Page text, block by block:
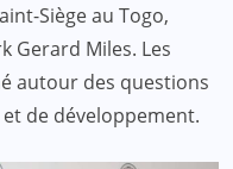
Siège au Togo,
Gerard Miles. Les
autour des questions
de développement.